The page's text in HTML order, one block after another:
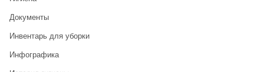
Документы
Инвентарь для уборки
Инфографика